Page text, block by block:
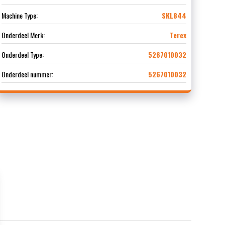
Machine Type:
SKL844
Onderdeel Merk:
Terex
Onderdeel Type:
5267010032
Onderdeel nummer:
5267010032